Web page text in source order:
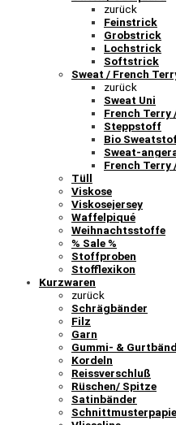
zurück
Feinstrick
Grobstrick
Lochstrick
Softstrick
Sweat / French
zurück
Sweat Uni
French Terry
Steppstoff
Bio
Sweat-
French Terry
Tüll
Viskose
Viskosejersey
Waffelpiqué
Weihnachtsstoffe
% Sale %
Stoffproben
Stofflexikon
Kurzwaren
zurück
Schrägbänder
Filz
Garn
Gummi- &
Kordeln
Reissverschluß
Rüschen/ Spitze
Satinbänder